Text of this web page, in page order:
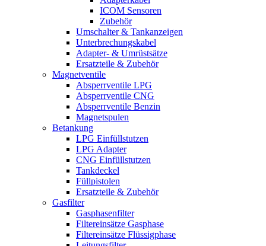
ICOM Sensoren
Zubehör
Umschalter & Tankanzeigen
Unterbrechungskabel
Adapter- & Umrüstsätze
Ersatzteile & Zubehör
Magnetventile
Absperrventile LPG
Absperrventile CNG
Absperrventile Benzin
Magnetspulen
Betankung
LPG Einfüllstutzen
LPG Adapter
CNG Einfüllstutzen
Tankdeckel
Füllpistolen
Ersatzteile & Zubehör
Gasfilter
Gasphasenfilter
Filtereinsätze Gasphase
Filtereinsätze Flüssigphase